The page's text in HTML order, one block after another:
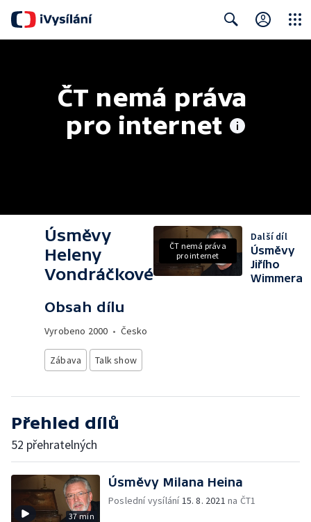
ČT nemá práva
pro internet
Úsměvy
Heleny
Vondráčkové
Obsah dílu
Vyrobeno 2000 • Česko
Zábava Talk show
ČT nemá práva
pro internet
Další díl
Úsměvy
Jiřího
Wimmera
Přehled dílů
52 přehratelných
37 min
Úsměvy Milana Heina
Poslední vysílání15. 8. 2021 na ČT1